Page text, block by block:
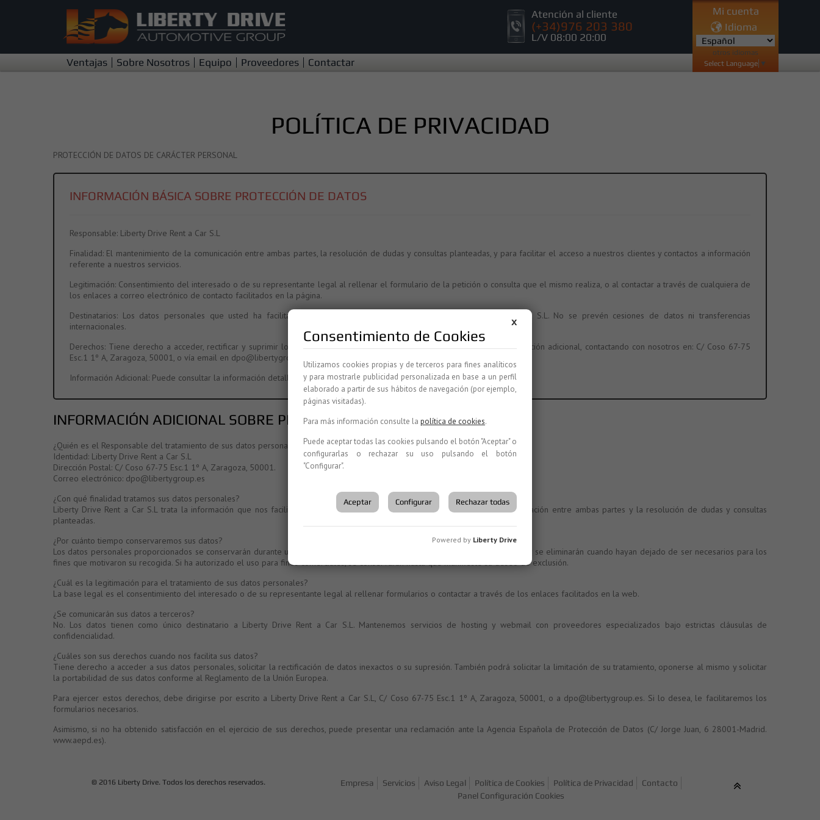
Atención al cliente
(+34)976 203 380
L/V 08:00 20:00
Mi cuenta
Idioma
otros idiomas
Select Language ▼
Ventajas Sobre Nosotros Equipo Proveedores Contactar
POLÍTICA DE PRIVACIDAD
PROTECCIÓN DE DATOS DE CARÁCTER PERSONAL
INFORMACIÓN BÁSICA SOBRE PROTECCIÓN DE DATOS
Responsable: Liberty Drive Rent a Car S.L
Finalidad: El mantenimiento de la comunicación entre ambas partes, la resolución de dudas y consultas planteadas, y para facilitar el acceso a nuestros clientes y contactos a información
referente a nuestros servicios.
Legitimación: Consentimiento del interesado o de su representante legal al rellenar el formulario de la petición o consulta que el mismo realiza, o al contactar a través de cualquiera de
los enlaces a correo electrónico de contacto facilitados en la página.
Destinatarios: Los datos personales que usted ha facilitado tienen como único destinatario a Liberty Drive Rent a Car S.L. No se prevén cesiones de datos ni transferencias
internacionales.
Derechos: Tiene derecho a acceder, rectificar y suprimir los datos, así como otros derechos, como se explica en la información adicional, contactando con nosotros en: C/ Coso 67-75
Esc.1 1º A, Zaragoza, 50001, o vía email en dpo@libertygroup.es
Información Adicional: Puede consultar la información detallada en:www.infoprotecciondatos.eu/p66852018
INFORMACIÓN ADICIONAL SOBRE PROTECCIÓN DE DATOS
¿Quién es el Responsable del tratamiento de sus datos personales?
Identidad: Liberty Drive Rent a Car S.L
Dirección Postal: C/ Coso 67-75 Esc.1 1º A, Zaragoza, 50001.
Correo electrónico: dpo@libertygroup.es
¿Con qué finalidad tratamos sus datos personales?
Liberty Drive Rent a Car S.L trata la información que nos facilitan las personas interesadas con el fin de mantener la comunicación entre ambas partes y la resolución de dudas y consultas
planteadas.
¿Por cuánto tiempo conservaremos sus datos?
Los datos personales proporcionados se conservarán durante un tiempo prudencial desde la respuesta a su consulta o petición y se eliminarán cuando hayan dejado de ser necesarios para los
fines que motivaron su recogida. Si ha autorizado el uso para fines comerciales, se conservarán hasta que manifieste su deseo de exclusión.
¿Cuál es la legitimación para el tratamiento de sus datos personales?
La base legal es el consentimiento del interesado o de su representante legal al rellenar formularios o contactar a través de los enlaces facilitados en la web.
¿Se comunicarán sus datos a terceros?
No. Los datos tienen como único destinatario a Liberty Drive Rent a Car S.L. Mantenemos servicios de hosting y webmail con proveedores especializados bajo estrictas cláusulas de
confidencialidad.
¿Cuáles son sus derechos cuando nos facilita sus datos?
Tiene derecho a acceder a sus datos personales, solicitar la rectificación de datos inexactos o su supresión. También podrá solicitar la limitación de su tratamiento, oponerse al mismo y solicitar
la portabilidad de sus datos conforme al Reglamento de la Unión Europea.
Para ejercer estos derechos, debe dirigirse por escrito a Liberty Drive Rent a Car S.L, C/ Coso 67-75 Esc.1 1º A, Zaragoza, 50001, o a dpo@libertygroup.es. Si lo desea, le facilitaremos los
formularios necesarios.
Asimismo, si no ha obtenido satisfacción en el ejercicio de sus derechos, puede presentar una reclamación ante laAgencia Española de Protección de Datos (C/ Jorge Juan, 6 28001-Madrid.
www.aepd.es).
© 2016 Liberty Drive. Todos los derechos reservados. Empresa Servicios Aviso Legal Política de Cookies Política de Privacidad
Contacto
Panel Configuración Cookies
X
Consentimiento de Cookies
Utilizamos cookies propias y de terceros para fines analíticos
y para mostrarle publicidad personalizada en base a un perfil
elaborado a partir de sus hábitos de navegación (por ejemplo,
páginas visitadas).
Para más información consulte la política de cookies.
Puede aceptar todas las cookies pulsando el botón "Aceptar" o
configurarlas o rechazar su uso pulsando el botón
"Configurar".
Aceptar Configurar Rechazar todas
Powered by Liberty Drive